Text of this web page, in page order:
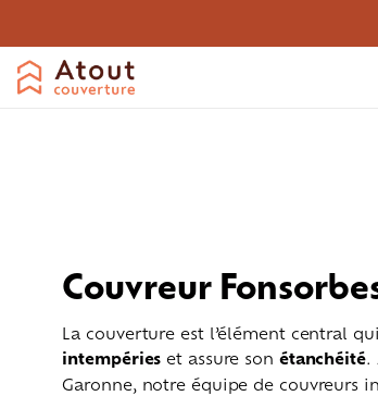
Couvreur
La couverture est l’élément central
intempéries et assure son étanchéité.
Garonne, notre équipe de couvreurs